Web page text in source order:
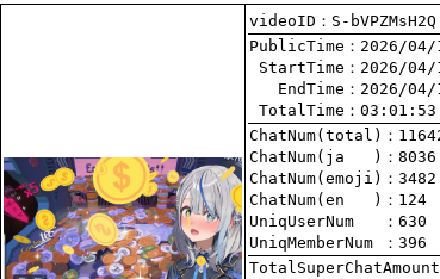
videoID：S-bVPZMsH2Q
PublicTime
StartTime
   EndTime
TotalTime ：03:01:53
ChatNum(total)
ChatNum(ja   )
ChatNum(emoji)
ChatNum(en   )
UniqUserNum
：630
UniqMemberNum
：396
TotalSuperChatAmount